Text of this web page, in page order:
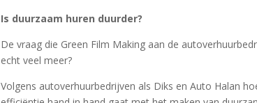
Is duurzaam huren duurder?
De vraag die Green Film Making aan de
echt veel meer?
Volgens autoverhuurbedrijven als Diks en Auto Halan